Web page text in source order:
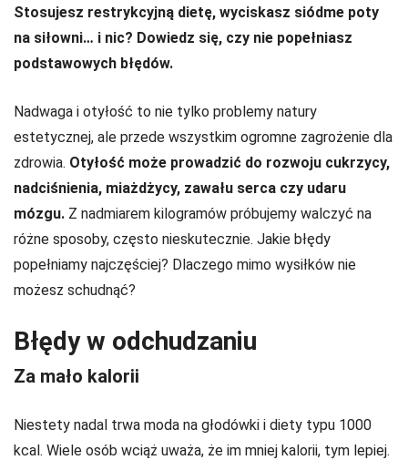
Stosujesz restrykcyjną dietę, wyciskasz siódme poty
na siłowni… i nic? Dowiedz się, czy nie popełniasz
podstawowych błędów.
Nadwaga i otyłość to nie tylko problemy natury
estetycznej, ale przede wszystkim ogromne zagrożenie dla
zdrowia. Otyłość może prowadzić do rozwoju cukrzycy,
nadciśnienia, miażdżycy, zawału serca czy udaru
mózgu. Z nadmiarem kilogramów próbujemy walczyć na
różne sposoby, często nieskutecznie. Jakie błędy
popełniamy najczęściej? Dlaczego mimo wysiłków nie
możesz schudnąć?
Błędy w odchudzaniu
Za mało kalorii
Niestety nadal trwa moda na głodówki i diety typu 1000
kcal. Wiele osób wciąż uważa, że im mniej kalorii, tym lepiej.